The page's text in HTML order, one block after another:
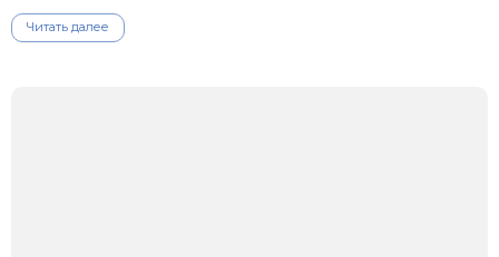
Читать далее